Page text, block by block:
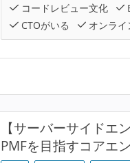
コードレビュー文化
CTOがいる
オンライ
【サーバーサイド
PMFを目指すコアエ